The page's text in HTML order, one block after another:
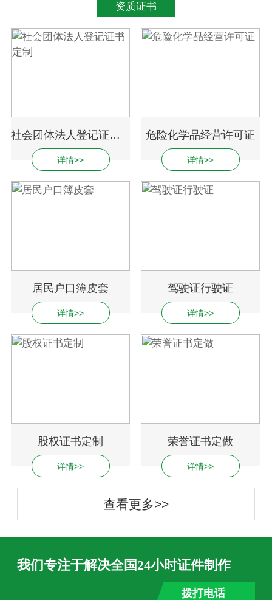
资质证书
社会团体法人登记证书定制
详情>>
危险化学品经营许可证
详情>>
居民户口簿皮套
详情>>
驾驶证行驶证
详情>>
股权证书定制
详情>>
荣誉证书定做
详情>>
查看更多>>
我们专注于解决全国24小时证件制作
拨打电话